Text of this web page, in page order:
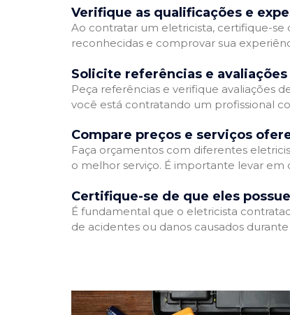
Verifique as qualificações e
Ao contratar um eletricista, certifique-se
reconhecidas e comprovar sua
Solicite referências e avaliações
Peça referências e verifique avaliações
você está contratando um profissional
Compare preços e serviços
Faça orçamentos com diferentes
o melhor serviço. É importante levar em
Certifique-se de que eles
É fundamental que o eletricista
de acidentes ou danos causados